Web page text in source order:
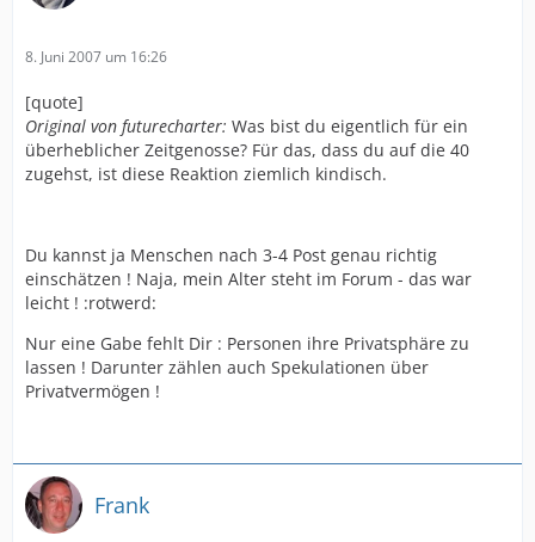
8. Juni 2007 um 16:26
[quote]
Original von futurecharter: Was bist du eigentlich für ein
überheblicher Zeitgenosse? Für das, dass du auf die 40
zugehst, ist diese Reaktion ziemlich kindisch.
Du kannst ja Menschen nach 3-4 Post genau richtig
einschätzen ! Naja, mein Alter steht im Forum - das war
leicht ! :rotwerd:
Nur eine Gabe fehlt Dir : Personen ihre Privatsphäre zu
lassen ! Darunter zählen auch Spekulationen über
Privatvermögen !
Frank